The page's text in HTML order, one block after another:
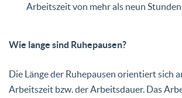
Arbeitszeit von mehr als neun Stunden
Wie lange sind Ruhepausen?
Die Länge der Ruhepausen orientiert sich
Arbeitszeit bzw. der Arbeitsdauer. Das